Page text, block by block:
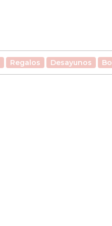
Regalos Desayunos